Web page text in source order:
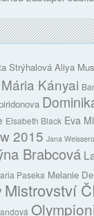
Strýhalová Aliya
Kányai
Elsabeth Black Eva
2015 Jana
Brabcová
Paseka Melanie
Mistrovství